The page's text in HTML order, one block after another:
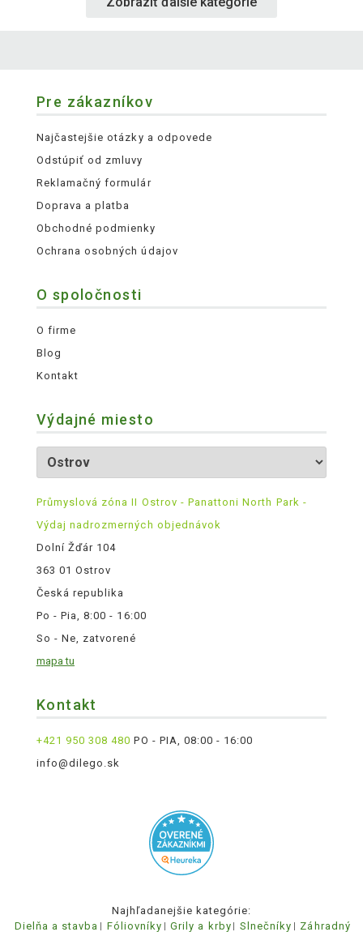
Pre zákazníkov
Najčastejšie otázky a odpovede
Odstúpiť od zmluvy
Reklamačný formulár
Doprava a platba
Obchodné podmienky
Ochrana osobných údajov
O spoločnosti
O firme
Blog
Kontakt
Výdajné miesto
Průmyslová zóna II Ostrov - Panattoni North Park -
Výdaj nadrozmerných objednávok
Dolní Žďár 104
363 01 Ostrov
Česká republika
Po - Pia, 8:00 - 16:00
So - Ne, zatvorené
mapa tu
Kontakt
+421 950 308 480 PO - PIA, 08:00 - 16:00
info@dilego.sk
Najhľadanejšie kategórie:
Dielňa a stavba
Fóliovníky Grily a krby Slnečníky Záhradný